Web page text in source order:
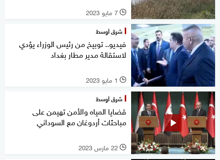
l 7 مايو 2023
شرق أوسط
فيديو.. توبيخ من رئيس الوزراء يؤدي
لاستقالة مدير مطار بغداد
l 1 مايو 2023
شرق أوسط
قضايا المياه والأمن تهيمن على
مباحثات أردوغان مع السوداني
l 22 مارس 2023